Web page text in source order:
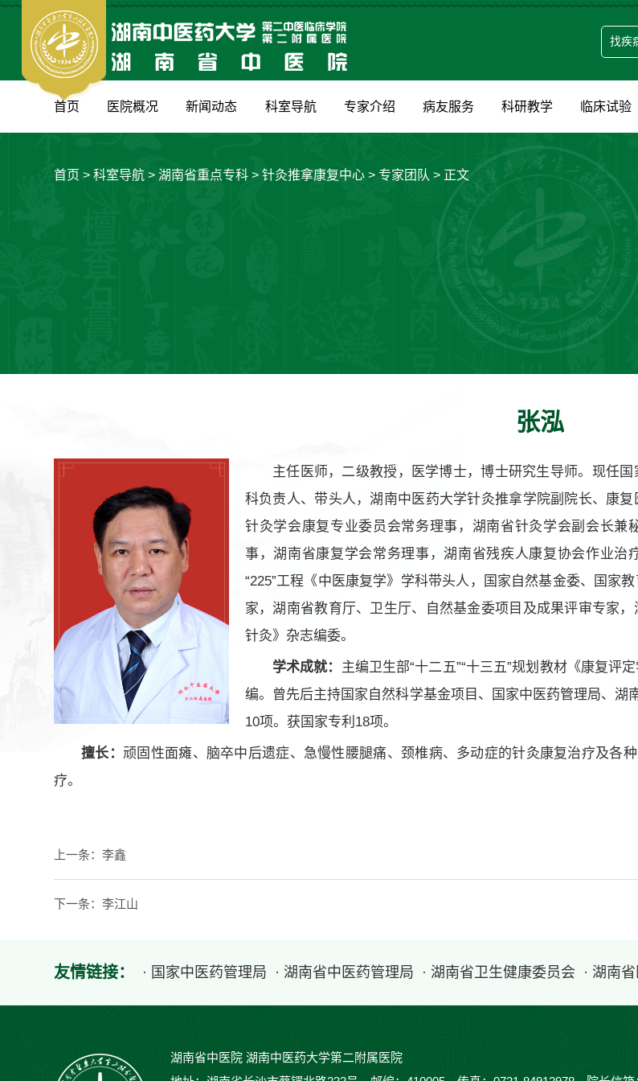
首页 医院概况 新闻动态 科室导航 专家介绍 病友服务 科研教学 临床试验
首页 >科室导航 >湖南省重点专科 >针灸推拿康复中心 >专家团队 > 正文
张泓
主任医师，二级教授，医学博士，博士研究生导师。现任
科负责人、带头人，湖南中医药大学针灸推拿学院副院长、康
针灸学会康复专业委员会常务理事，湖南省针灸学会副会长兼
事，湖南省康复学会常务理事，湖南省残疾人康复协会作业治
“225”工程《中医康复学》学科带头人，国家自然基金委、国家
家，湖南省教育厅、卫生厅、自然基金委项目及成果评审专家
针灸》杂志编委。
学术成就： 主编卫生部“十二五”“十三五”规划教材《康复评
编。曾先后主持国家自然科学基金项目、国家中医药管理局、
10项。获国家专利18项。
擅长：顽固性面瘫、脑卒中后遗症、急慢性腰腿痛、颈椎病、多动症的针灸康复治疗及各
疗。
上一条：李鑫
下一条：李江山
友情链接： · 国家中医药管理局 · 湖南省中医药管理局 · 湖南省卫生健康委员会 · 湖南
湖南省中医院 湖南中医药大学第二附属医院